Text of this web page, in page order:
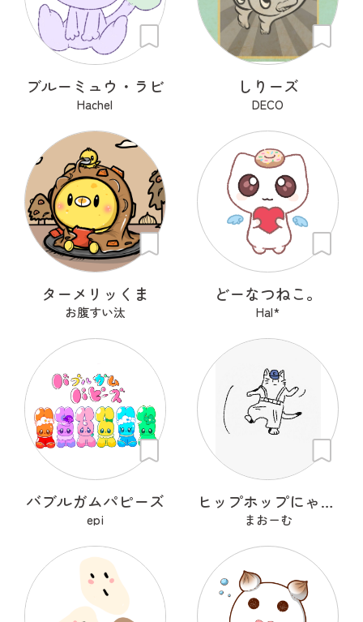
ブルーミュウ・ラビ
Hachel
しりーズ
DECO
ターメリッくま
お腹すい汰
どーなつねこ。
Hal*
バブルガムパピーズ
epi
ヒップホップにゃんこ
まおーむ